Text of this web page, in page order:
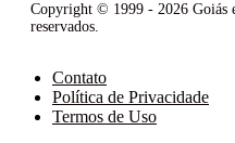
Copyright © 1999 - 2026 Goiás
reservados.
Contato
Política de Privacidade
Termos de Uso